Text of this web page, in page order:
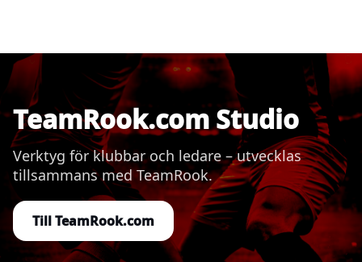
TeamRook.com Studio
Verktyg för klubbar och ledare – utvecklas
tillsammans med TeamRook.
Till TeamRook.com